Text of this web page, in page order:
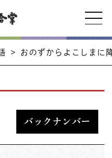
> おのずからよこしまに
バックナンバー